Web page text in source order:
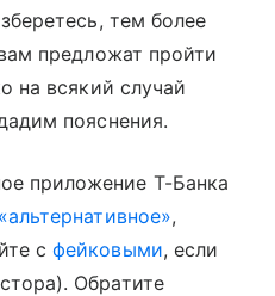
тем более
предложат пройти
на всякий случай
пояснения.
приложение Т-Банка
«альтернативное»,
сфейковыми, если
Обратите